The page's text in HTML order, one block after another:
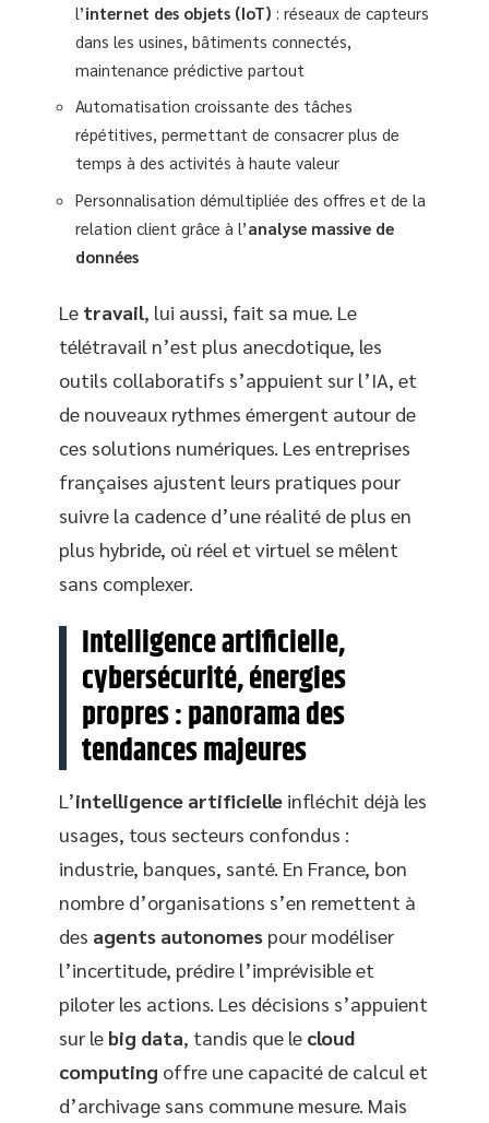
l’internet des objets (IoT) : réseaux de capteurs
dans les usines, bâtiments connectés,
maintenance prédictive partout
Automatisation croissante des tâches
répétitives, permettant de consacrer plus de
temps à des activités à haute valeur
Personnalisation démultipliée des offres et de la
relation client grâce à l’analyse massive de
données
Le travail, lui aussi, fait sa mue. Le
télétravail n’est plus anecdotique, les
outils collaboratifs s’appuient sur l’IA, et
de nouveaux rythmes émergent autour de
ces solutions numériques. Les entreprises
françaises ajustent leurs pratiques pour
suivre la cadence d’une réalité de plus en
plus hybride, où réel et virtuel se mêlent
sans complexer.
Intelligence artificielle,
cybersécurité, énergies
propres : panorama des
tendances majeures
L’intelligence artificielle infléchit déjà les
usages, tous secteurs confondus :
industrie, banques, santé. En France, bon
nombre d’organisations s’en remettent à
des agents autonomes pour modéliser
l’incertitude, prédire l’imprévisible et
piloter les actions. Les décisions s’appuient
sur le big data, tandis que le cloud
computing offre une capacité de calcul et
d’archivage sans commune mesure. Mais